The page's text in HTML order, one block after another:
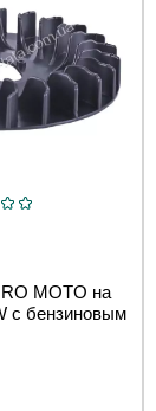
MOTO на
с бензиновым